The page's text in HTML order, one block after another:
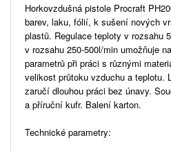
Horkovzdušná pistole Procraft
barev, laku, fólií, k sušení nových
plastů. Regulace teploty v rozsahu
v rozsahu 250-500l/min umožňuje
parametrů při práci s různými
velikost průtoku vzduchu a teplotu.
zaručí dlouhou práci bez únavy.
a příruční kufr. Balení karton.
Technické parametry: